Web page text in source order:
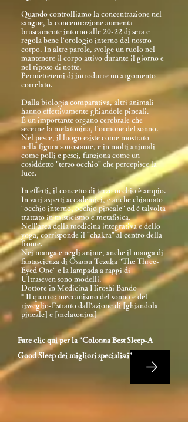
Quando controlliamo la concentrazione nel
sangue, la concentrazione aumenta
bruscamente intorno alle 20-22 di sera e
regola bene l'orologio interno del nostro
corpo. In altre parole, svolge un ruolo nel
mantenere il corpo attivo durante il giorno e
nel riposo di notte.
Permettetemi di introdurre un argomento
correlato.
Dalla biologia comparativa, altri animali
hanno effettivamente ghiandole pineali.
È un importante organo cerebrale che
secerne la melatonina, l'ormone del sonno.
Nel pesce, il luogo esiste come mostrato
nella figura sottostante, e in molti animali
come polli e pesci, funziona come un
cosiddetto "terzo occhio" che percepisce la
luce.
In effetti, il concetto di terzo occhio è ampio.
In vari aspetti accademici, è anche chiamato
"occhio interno, occhio pineale" ed è talvolta
trattato in misticismo e metafisica.
Nell'area della medicina integrativa e dello
yoga, corrisponde il "chakra" al centro della
fronte.
Nei manga e negli anime, anche il manga di
fantascienza di Osamu Tezuka "The Three-
Eyed One" e la lampada a raggi di
Ultraseven sono modelli.
Dottore in Medicina Hiroshi Bando
* Il quarto: meccanismo del sonno e del
risveglio-Estratto dall'azione di [ghiandola
pineale] e [melatonina]
Fare clic qui per la "Colonna Best Sleep-A
Good Sleep dei migliori specialisti"